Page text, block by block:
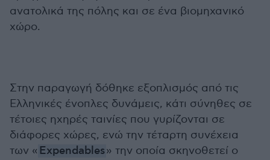
ανατολικά της πόλης και σε ένα βιομηχανικό
χώρο.
Στην παραγωγή δόθηκε εξοπλισμός από τις
Ελληνικές ένοπλες δυνάμεις, κάτι σύνηθες σε
τέτοιες ηχηρές ταινίες που γυρίζονται σε
διάφορες χώρες, ενώ την τέταρτη συνέχεια
των « Expendables» την οποία σκηνοθετεί ο